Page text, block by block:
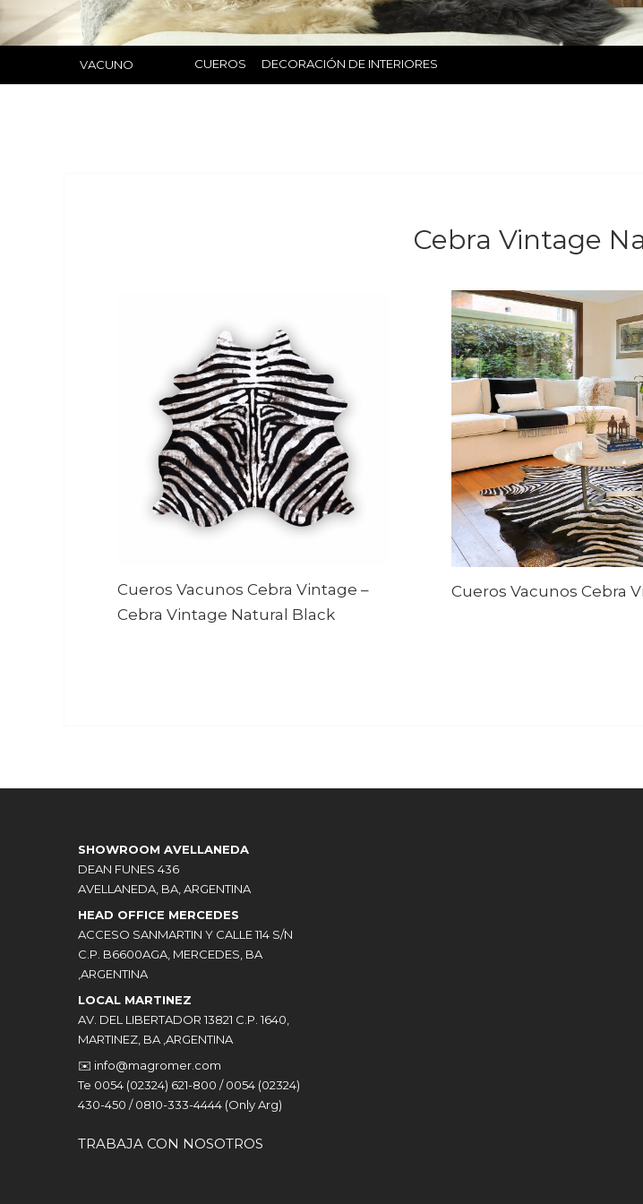
VACUNO CUEROS DECORACIÓN DE INTERIORES
Cebra Vintage
Cueros Vacunos Cebra Vintage –
Cebra Vintage Natural Black
Cueros Vacunos Cebra
SHOWROOM AVELLANEDA
DEAN FUNES 436
AVELLANEDA, BA, ARGENTINA
HEAD OFFICE MERCEDES
ACCESO SANMARTIN Y CALLE 114 S/N
C.P. B6600AGA, MERCEDES, BA
,ARGENTINA
LOCAL MARTINEZ
AV. DEL LIBERTADOR 13821 C.P. 1640,
MARTINEZ, BA ,ARGENTINA
✉️ info@magromer.com
Te 0054 (02324) 621-800 / 0054 (02324)
430-450 / 0810-333-4444 (Only Arg)
TRABAJA CON NOSOTROS